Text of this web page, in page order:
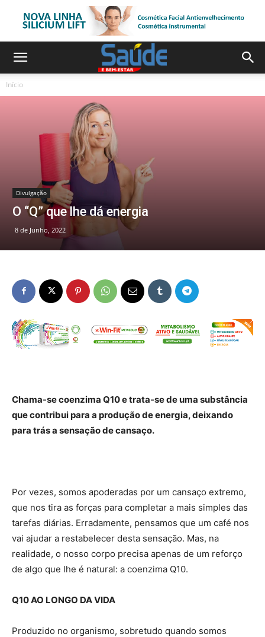
Início
Divulgação
O “Q” que lhe dá energia
8 de Junho, 2022
Chama-se coenzima Q10 e trata-se de uma substância
que contribui para a produção de energia, deixando
para trás a sensação de cansaço.
Por vezes, somos apoderadas por um cansaço extremo,
que nos tira as forças para completar a mais simples das
tarefas diárias. Erradamente, pensamos que um café nos
vai ajudar a restabelecer desta sensação. Mas, na
realidade, o nosso corpo precisa apenas de um reforço
de algo que lhe é natural: a coenzima Q10.
Q10 AO LONGO DA VIDA
Produzido no organismo, sobretudo quando somos